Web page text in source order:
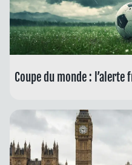
Coupe du monde : l’alerte